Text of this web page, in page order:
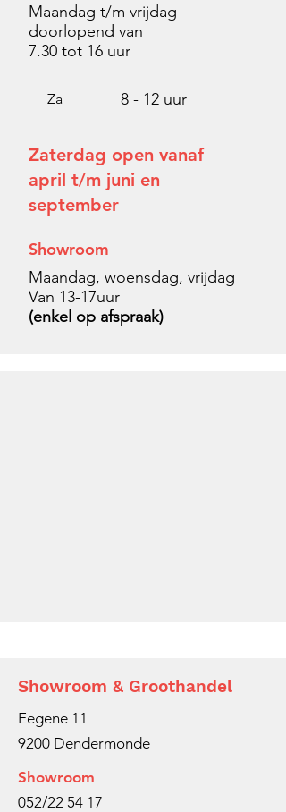
Maandag t/m vrijdag
doorlopend van
7.30 tot 16 uur
Za 8 - 12 uur
Zaterdag open vanaf
april t/m juni en
september
Showroom
Maandag, woensdag, vrijdag
Van 13-17uur
(enkel op afspraak)
Showroom & Groothandel
Eegene 11
9200 Dendermonde
Showroom
052/22 54 17